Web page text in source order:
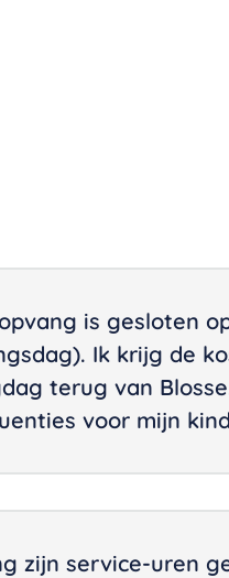
is gesloten
Ik krijg de
terug van
voor mijn
zijn service-uren